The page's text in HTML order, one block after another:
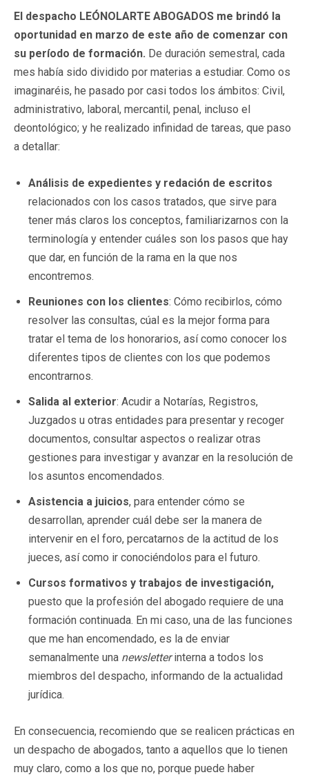
El despacho LEÓNOLARTE ABOGADOS me brindó la
oportunidad en marzo de este año de comenzar con
su período de formación. De duración semestral, cada
mes había sido dividido por materias a estudiar. Como os
imaginaréis, he pasado por casi todos los ámbitos: Civil,
administrativo, laboral, mercantil, penal, incluso el
deontológico; y he realizado infinidad de tareas, que paso
a detallar:
Análisis de expedientes y redación de escritos
relacionados con los casos tratados, que sirve para
tener más claros los conceptos, familiarizarnos con la
terminología y entender cuáles son los pasos que hay
que dar, en función de la rama en la que nos
encontremos.
Reuniones con los clientes: Cómo recibirlos, cómo
resolver las consultas, cúal es la mejor forma para
tratar el tema de los honorarios, así como conocer los
diferentes tipos de clientes con los que podemos
encontrarnos.
Salida al exterior: Acudir a Notarías, Registros,
Juzgados u otras entidades para presentar y recoger
documentos, consultar aspectos o realizar otras
gestiones para investigar y avanzar en la resolución de
los asuntos encomendados.
Asistencia a juicios, para entender cómo se
desarrollan, aprender cuál debe ser la manera de
intervenir en el foro, percatarnos de la actitud de los
jueces, así como ir conociéndolos para el futuro.
Cursos formativos y trabajos de investigación,
puesto que la profesión del abogado requiere de una
formación continuada. En mi caso, una de las funciones
que me han encomendado, es la de enviar
semanalmente una newsletterinterna a todos los
miembros del despacho, informando de la actualidad
jurídica.
En consecuencia, recomiendo que se realicen prácticas en
un despacho de abogados, tanto a aquellos que lo tienen
muy claro, como a los que no, porque puede haber